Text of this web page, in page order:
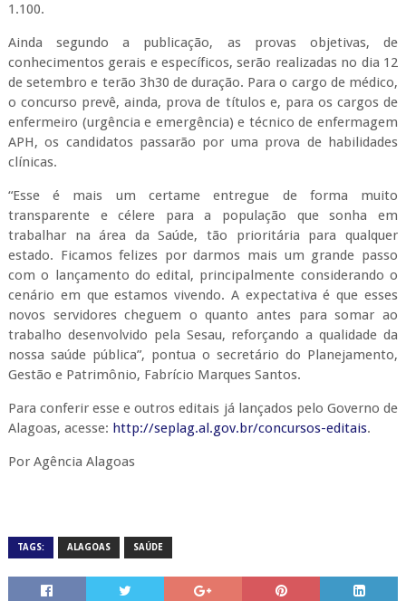
1.100.
Ainda segundo a publicação, as provas objetivas, de
conhecimentos gerais e específicos, serão realizadas no dia 12
de setembro e terão 3h30 de duração. Para o cargo de médico,
o concurso prevê, ainda, prova de títulos e, para os cargos de
enfermeiro (urgência e emergência) e técnico de enfermagem
APH, os candidatos passarão por uma prova de habilidades
clínicas.
“Esse é mais um certame entregue de forma muito
transparente e célere para a população que sonha em
trabalhar na área da Saúde, tão prioritária para qualquer
estado. Ficamos felizes por darmos mais um grande passo
com o lançamento do edital, principalmente considerando o
cenário em que estamos vivendo. A expectativa é que esses
novos servidores cheguem o quanto antes para somar ao
trabalho desenvolvido pela Sesau, reforçando a qualidade da
nossa saúde pública”, pontua o secretário do Planejamento,
Gestão e Patrimônio, Fabrício Marques Santos.
Para conferir esse e outros editais já lançados pelo Governo de
Alagoas, acesse: http://seplag.al.gov.br/concursos-editais.
Por Agência Alagoas
TAGS: ALAGOAS SAÚDE